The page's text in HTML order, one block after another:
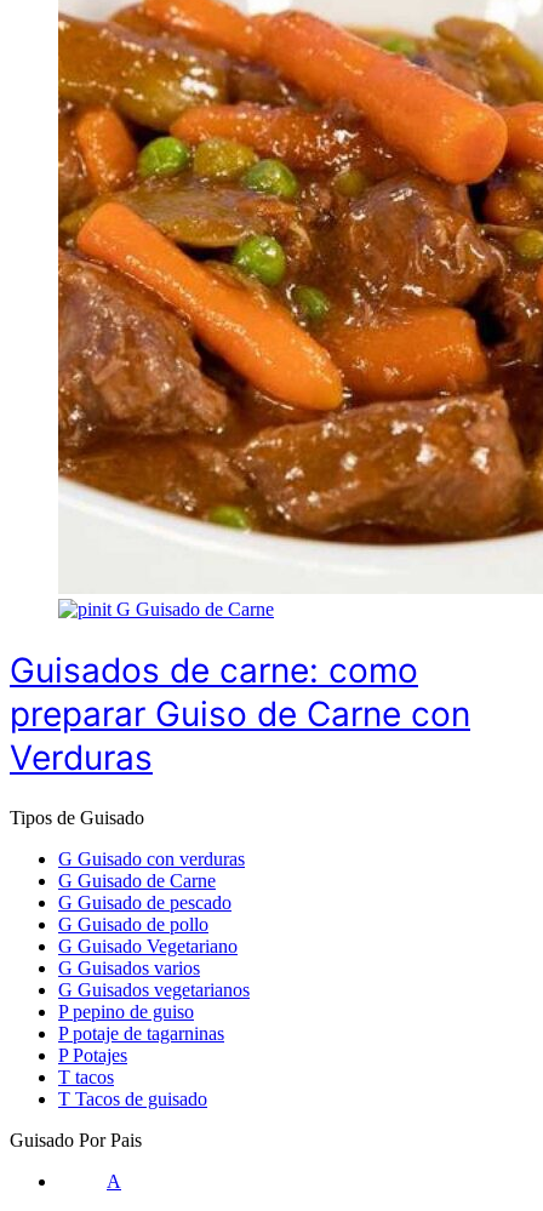
G Guisado de Carne
Guisados de carne: como
preparar Guiso de Carne con
Verduras
Tipos de Guisado
G Guisado con verduras
G Guisado de Carne
G Guisado de pescado
G Guisado de pollo
G Guisado Vegetariano
G Guisados varios
G Guisados vegetarianos
P pepino de guiso
P potaje de tagarninas
P Potajes
T tacos
T Tacos de guisado
Guisado Por Pais
A